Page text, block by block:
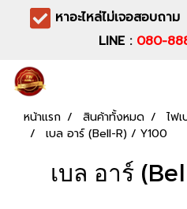
หาอะไหล่ไม่เจอสอบถาม
LINE : 080-
หน้าแรก สินค้าทั้งหมด
ไฟ
เบล อาร์ (Bell-R) / Y100
เบล อาร์